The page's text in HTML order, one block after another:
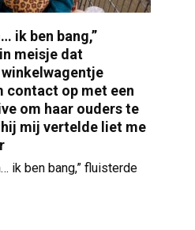
ik ben bang,”
meisje dat
contact op met een
om haar ouders te
mij vertelde liet me
ik ben bang,” fluisterde